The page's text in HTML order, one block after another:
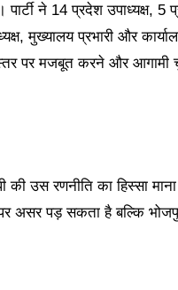
ने 14 प्रदेश उपाध्यक्ष,
मुख्यालय प्रभारी और
पर मजबूत करने और आगामी
उस रणनीति का हिस्सा
असर पड़ सकता है बल्कि